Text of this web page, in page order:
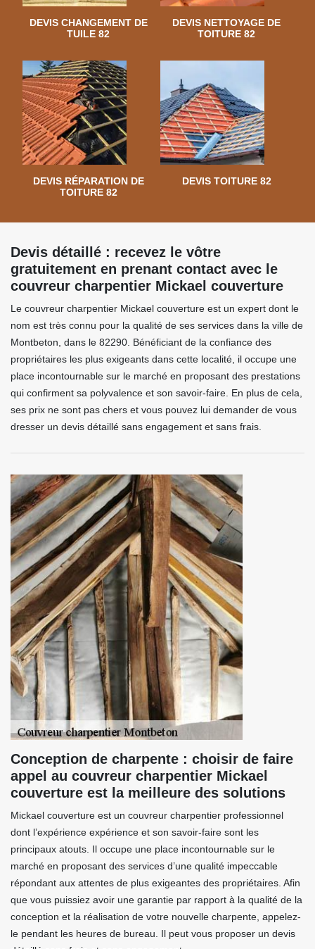
DEVIS CHANGEMENT DE
TUILE 82
DEVIS NETTOYAGE DE
TOITURE 82
DEVIS RÉPARATION DE
TOITURE 82
DEVIS TOITURE 82
Devis détaillé : recevez le vôtre
gratuitement en prenant contact avec le
couvreur charpentier Mickael couverture
Le couvreur charpentier Mickael couverture est un expert dont le
nom est très connu pour la qualité de ses services dans la ville de
Montbeton, dans le 82290. Bénéficiant de la confiance des
propriétaires les plus exigeants dans cette localité, il occupe une
place incontournable sur le marché en proposant des prestations
qui confirment sa polyvalence et son savoir-faire. En plus de cela,
ses prix ne sont pas chers et vous pouvez lui demander de vous
dresser un devis détaillé sans engagement et sans frais.
Conception de charpente : choisir de faire
appel au couvreur charpentier Mickael
couverture est la meilleure des solutions
Mickael couverture est un couvreur charpentier professionnel
dont l’expérience expérience et son savoir-faire sont les
principaux atouts. Il occupe une place incontournable sur le
marché en proposant des services d’une qualité impeccable
répondant aux attentes de plus exigeantes des propriétaires. Afin
que vous puissiez avoir une garantie par rapport à la qualité de la
conception et la réalisation de votre nouvelle charpente, appelez-
le pendant les heures de bureau. Il peut vous proposer un devis